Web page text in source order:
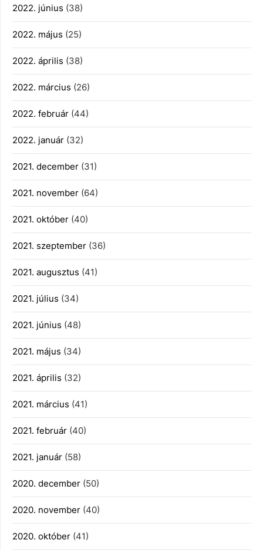
2022. június (38)
2022. május (25)
2022. április (38)
2022. március (26)
2022. február (44)
2022. január (32)
2021. december (31)
2021. november (64)
2021. október (40)
2021. szeptember (36)
2021. augusztus (41)
2021. július (34)
2021. június (48)
2021. május (34)
2021. április (32)
2021. március (41)
2021. február (40)
2021. január (58)
2020. december (50)
2020. november (40)
2020. október (41)